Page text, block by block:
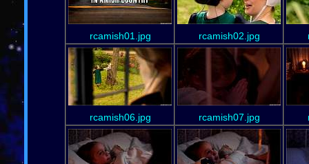
rcamish01.jpg rcamish02.jpg
rcamish06.jpg rcamish07.jpg